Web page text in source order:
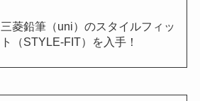
三菱鉛筆（uni）のスタイルフィッ
ト（STYLE-FIT）を入手！